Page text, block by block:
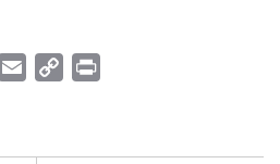
i
y
n